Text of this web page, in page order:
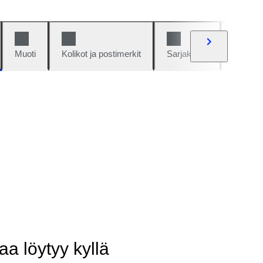
Muoti Kolikot ja postimerkit Sarjakuvat
löytyy kyllä